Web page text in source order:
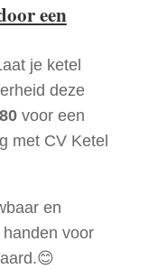
een
je ketel
deze
voor een
met CV Ketel
en
voor